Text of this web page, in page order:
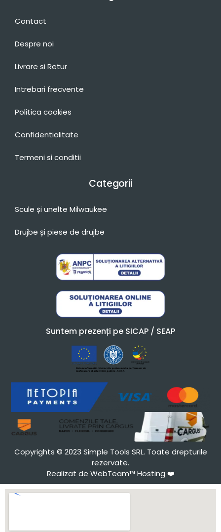
Contact
Despre noi
Livrare si Retur
Intrebari frecvente
Politica cookies
Confidentialitate
Termeni si conditii
Categorii
Scule și unelte Milwaukee
Drujbe și piese de drujbe
Suntem prezenți pe SICAP / SEAP
Copyrights © 2023 Simple Tools SRL. Toate drepturile
rezervate.
Realizat de WebTeam™ Hosting ❤️